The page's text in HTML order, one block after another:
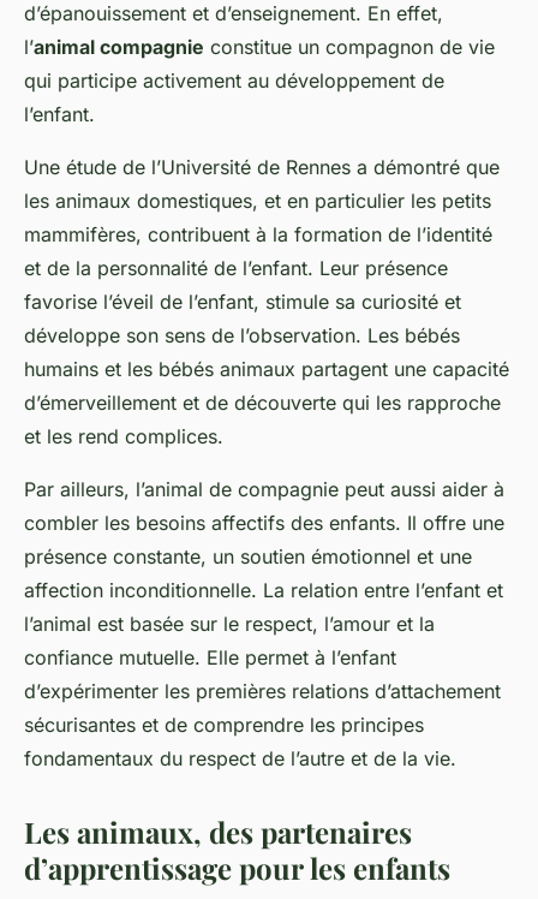
d’épanouissement et d’enseignement. En effet,
l’animal compagnie constitue un compagnon de vie
qui participe activement au développement de
l’enfant.
Une étude de l’Université de Rennes a démontré que
les animaux domestiques, et en particulier les petits
mammifères, contribuent à la formation de l’identité
et de la personnalité de l’enfant. Leur présence
favorise l’éveil de l’enfant, stimule sa curiosité et
développe son sens de l’observation. Les bébés
humains et les bébés animaux partagent une capacité
d’émerveillement et de découverte qui les rapproche
et les rend complices.
Par ailleurs, l’animal de compagnie peut aussi aider à
combler les besoins affectifs des enfants. Il offre une
présence constante, un soutien émotionnel et une
affection inconditionnelle. La relation entre l’enfant et
l’animal est basée sur le respect, l’amour et la
confiance mutuelle. Elle permet à l’enfant
d’expérimenter les premières relations d’attachement
sécurisantes et de comprendre les principes
fondamentaux du respect de l’autre et de la vie.
Les animaux, des partenaires
d’apprentissage pour les enfants